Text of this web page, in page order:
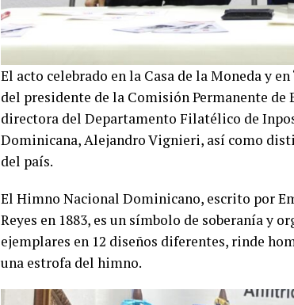
El acto celebrado en la Casa de la Moneda y
del presidente de la Comisión Permanente de
directora del Departamento Filatélico de
Dominicana, Alejandro Vignieri, así como
del país.
El Himno Nacional Dominicano, escrito por
Reyes en 1883, es un símbolo de soberanía y
ejemplares en 12 diseños diferentes, rinde
una estrofa del himno.